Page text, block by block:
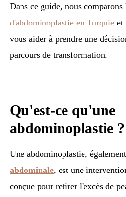
Dans ce guide, nous comparons
d'abdominoplastie en Turquie et
vous aider à prendre une
parcours de transformation.
Qu'est-ce qu'une
abdominoplastie ?
Une abdominoplastie,
abdominale, est une
conçue pour retirer l'excès de